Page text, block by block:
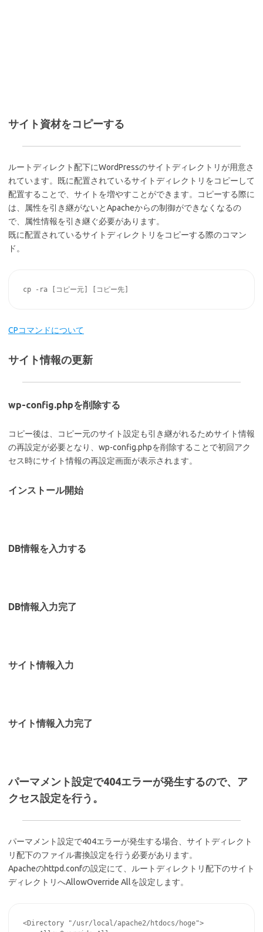
サイト資材をコピーする
ルートディレクト配下にWordPressのサイトディレクトリが用意さ
れています。既に配置されているサイトディレクトリをコピーして
配置することで、サイトを増やすことができます。コピーする際に
は、属性を引き継がないとApacheからの制御ができなくなるの
で、属性情報を引き継ぐ必要があります。
既に配置されているサイトディレクトリをコピーする際のコマン
ド。
CPコマンドについて
サイト情報の更新
wp-config.phpを削除する
コピー後は、コピー元のサイト設定も引き継がれるためサイト情報
の再設定が必要となり、wp-config.phpを削除することで初回アク
セス時にサイト情報の再設定画面が表示されます。
インストール開始
DB情報を入力する
DB情報入力完了
サイト情報入力
サイト情報入力完了
パーマメント設定で404エラーが発生するので、ア
クセス設定を行う。
パーマメント設定で404エラーが発生する場合、サイトディレクト
リ配下のファイル書換設定を行う必要があります。
Apacheのhttpd.confの設定にて、ルートディレクトリ配下のサイト
ディレクトリへAllowOverride Allを設定します。
<Directory "/usr/local/apache2/htdocs/hoge">